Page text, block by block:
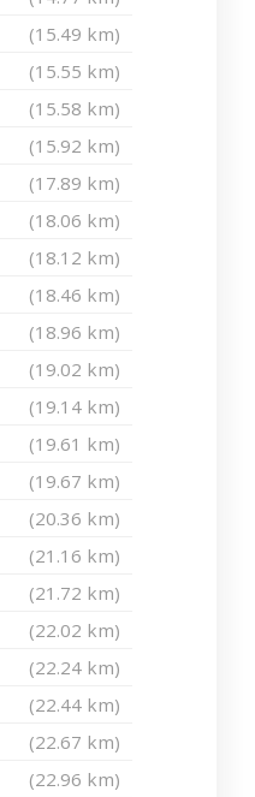
(15.49 km)
(15.55 km)
(15.58 km)
(15.92 km)
(17.89 km)
(18.06 km)
(18.12 km)
(18.46 km)
(18.96 km)
(19.02 km)
(19.14 km)
(19.61 km)
(19.67 km)
(20.36 km)
(21.16 km)
(21.72 km)
(22.02 km)
(22.24 km)
(22.44 km)
(22.67 km)
(22.96 km)